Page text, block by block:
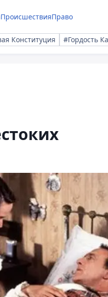
ПроисшествияПраво
Конституция #Гордость